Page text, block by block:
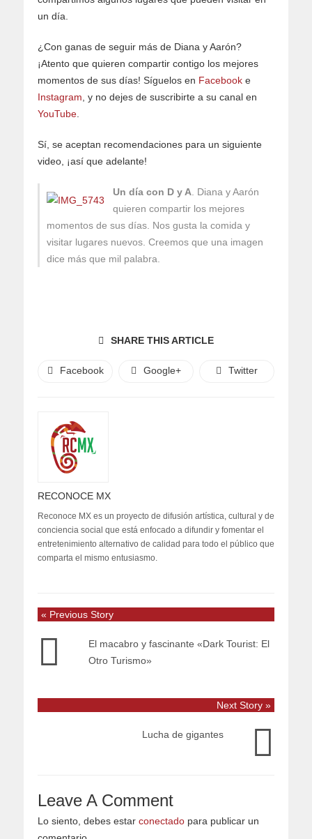
un día.
¿Con ganas de seguir más de Diana y Aarón?
¡Atento que quieren compartir contigo los mejores
momentos de sus días! Síguelos en Facebook e
Instagram, y no dejes de suscribirte a su canal en
YouTube.
Sí, se aceptan recomendaciones para un siguiente
video, ¡así que adelante!
Un día con D y A. Diana y Aarón
quieren compartir los mejores
momentos de sus días. Nos gusta la comida y
visitar lugares nuevos. Creemos que una imagen
dice más que mil palabra.
SHARE THIS ARTICLE
Facebook Google+ Twitter
RECONOCE MX
Reconoce MX es un proyecto de difusión artística, cultural y de
conciencia social que está enfocado a difundir y fomentar el
entretenimiento alternativo de calidad para todo el público que
comparta el mismo entusiasmo.
« Previous Story
El macabro y fascinante «Dark Tourist: El
Otro Turismo»
Next Story »
Lucha de gigantes
Leave A Comment
Lo siento, debes estar conectado para publicar un